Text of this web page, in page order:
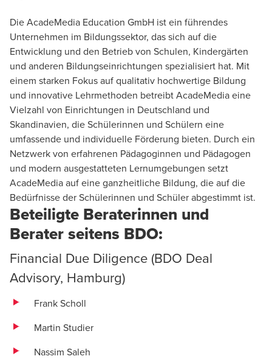
Die AcadeMedia Education GmbH ist ein führendes
Unternehmen im Bildungssektor, das sich auf die
Entwicklung und den Betrieb von Schulen, Kindergärten
und anderen Bildungseinrichtungen spezialisiert hat. Mit
einem starken Fokus auf qualitativ hochwertige Bildung
und innovative Lehrmethoden betreibt AcadeMedia eine
Vielzahl von Einrichtungen in Deutschland und
Skandinavien, die Schülerinnen und Schülern eine
umfassende und individuelle Förderung bieten. Durch ein
Netzwerk von erfahrenen Pädagoginnen und Pädagogen
und modern ausgestatteten Lernumgebungen setzt
AcadeMedia auf eine ganzheitliche Bildung, die auf die
Bedürfnisse der Schülerinnen und Schüler abgestimmt ist.
Beteiligte Beraterinnen und
Berater seitens BDO:
Financial Due Diligence (BDO Deal
Advisory, Hamburg)
Frank Scholl
Martin Studier
Nassim Saleh